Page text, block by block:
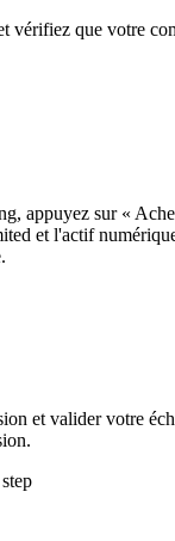
vérifiez que votre
appuyez sur «
et l'actif
et valider votre